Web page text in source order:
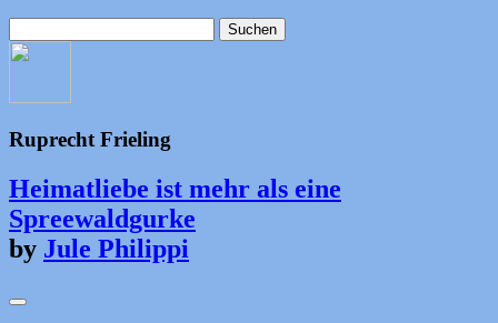
nach:
Ruprecht Frieling
Heimatliebe ist mehr als eine
Spreewaldgurke
by Jule Philippi